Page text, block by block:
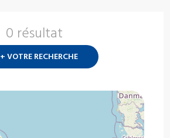
0 résultat
+ VOTRE RECHERCHE